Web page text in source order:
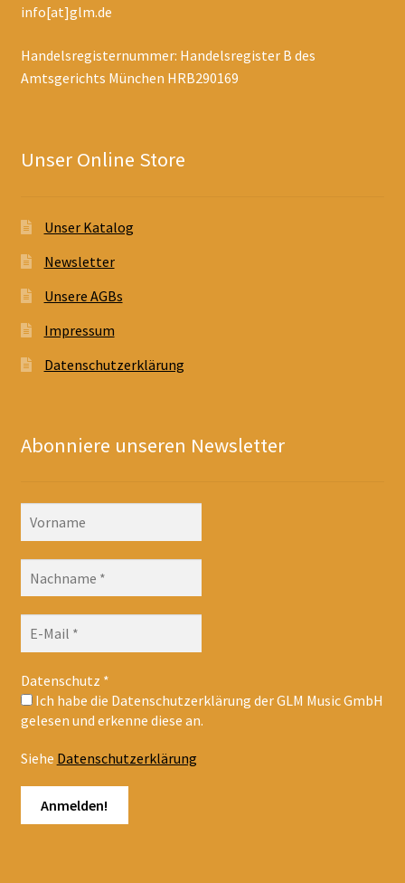
info[at]glm.de
Handelsregisternummer: Handelsregister B des
Amtsgerichts München HRB290169
Unser Online Store
Unser Katalog
Newsletter
Unsere AGBs
Impressum
Datenschutzerklärung
Abonniere unseren Newsletter
Datenschutz *
Ich habe die Datenschutzerklärung der GLM Music GmbH
gelesen und erkenne diese an.
Siehe Datenschutzerklärung